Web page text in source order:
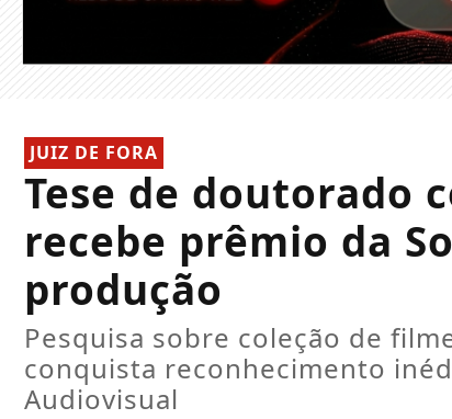
JUIZ DE FORA
Tese de doutorado
recebe prêmio da
produção
Pesquisa sobre coleção de
conquista reconhecimento
Audiovisual